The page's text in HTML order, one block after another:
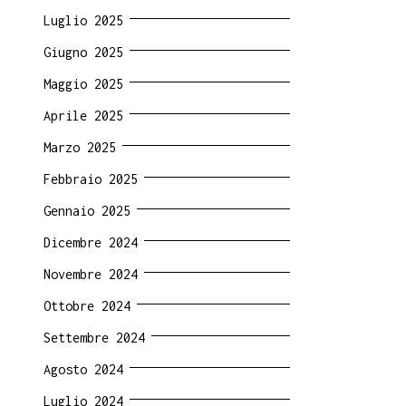
Luglio 2025
Giugno 2025
Maggio 2025
Aprile 2025
Marzo 2025
Febbraio 2025
Gennaio 2025
Dicembre 2024
Novembre 2024
Ottobre 2024
Settembre 2024
Agosto 2024
Luglio 2024